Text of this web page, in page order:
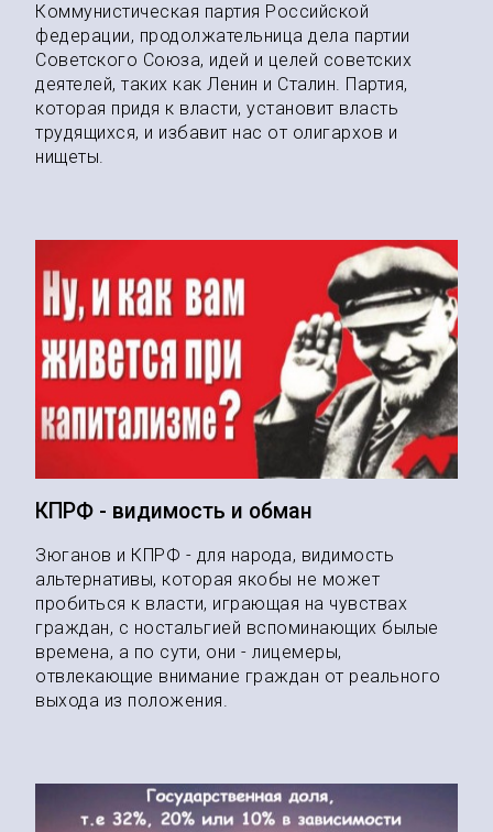
Коммунистическая партия Российской
федерации, продолжательница дела партии
Советского Союза, идей и целей советских
деятелей, таких как Ленин и Сталин. Партия,
которая придя к власти, установит власть
трудящихся, и избавит нас от олигархов и
нищеты.
КПРФ - видимость и обман
Зюганов и КПРФ - для народа, видимость
альтернативы, которая якобы не может
пробиться к власти, играющая на чувствах
граждан, с ностальгией вспоминающих былые
времена, а по сути, они - лицемеры,
отвлекающие внимание граждан от реального
выхода из положения.